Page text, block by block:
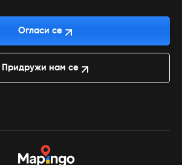
Огласи се
Придружи нам се